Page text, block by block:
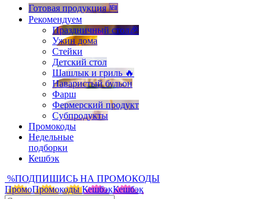
Готовая продукция 🆕
Рекомендуем
Праздничный стол🎉
Ужин дома
Стейки
Детский стол
Шашлык и гриль 🔥
Наваристый бульон
Фарш
Фермерский продукт
Субпродукты
Промокоды
Недельные
подборки
Кешбэк
%ПОДПИШИСЬ НА ПРОМОКОДЫ
ПромоПромокоды КешбэкКешбэк